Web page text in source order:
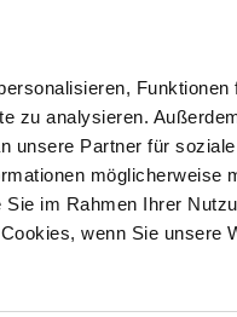
Funktionen
zu analysieren.
unsere Partner für
möglicherweise
im Rahmen Ihrer
wenn Sie unsere